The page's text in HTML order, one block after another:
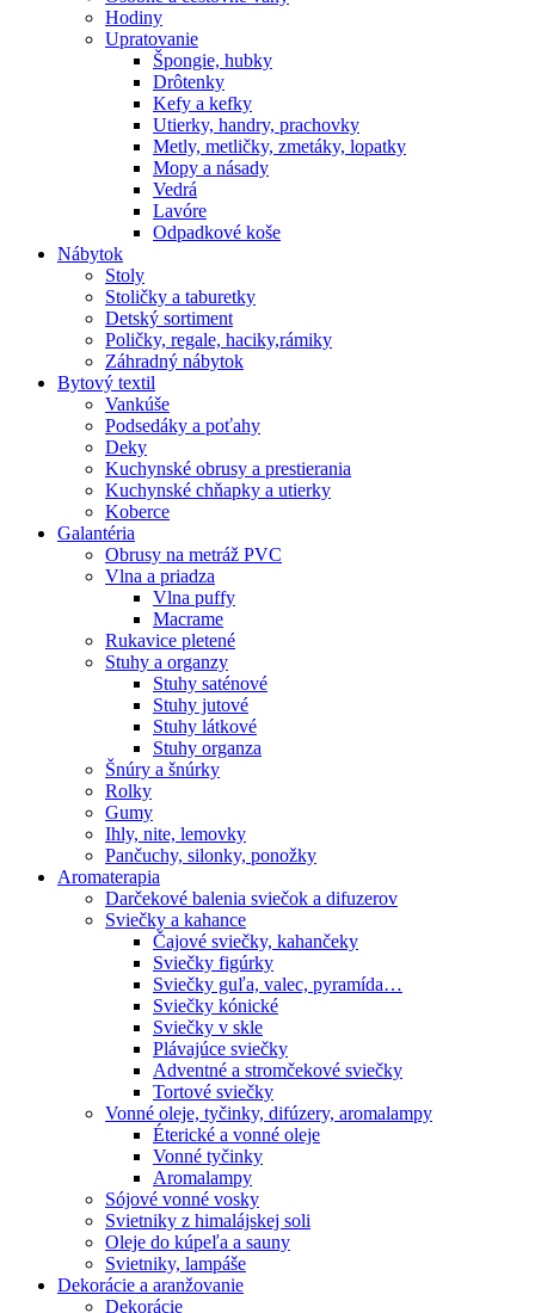
Hodiny
Upratovanie
Špongie, hubky
Drôtenky
Kefy a kefky
Utierky, handry, prachovky
Metly, metličky, zmetáky, lopatky
Mopy a násady
Vedrá
Lavóre
Odpadkové koše
Nábytok
Stoly
Stoličky a taburetky
Detský sortiment
Poličky, regale, haciky,rámiky
Záhradný nábytok
Bytový textil
Vankúše
Podsedáky a poťahy
Deky
Kuchynské obrusy a prestierania
Kuchynské chňapky a utierky
Koberce
Galantéria
Obrusy na metráž PVC
Vlna a priadza
Vlna puffy
Macrame
Rukavice pletené
Stuhy a organzy
Stuhy saténové
Stuhy jutové
Stuhy látkové
Stuhy organza
Šnúry a šnúrky
Rolky
Gumy
Ihly, nite, lemovky
Pančuchy, silonky, ponožky
Aromaterapia
Darčekové balenia sviečok a difuzerov
Sviečky a kahance
Čajové sviečky, kahančeky
Sviečky figúrky
Sviečky guľa, valec, pyramída…
Sviečky kónické
Sviečky v skle
Plávajúce sviečky
Adventné a stromčekové sviečky
Tortové sviečky
Vonné oleje, tyčinky, difúzery, aromalampy
Éterické a vonné oleje
Vonné tyčinky
Aromalampy
Sójové vonné vosky
Svietniky z himalájskej soli
Oleje do kúpeľa a sauny
Svietniky, lampáše
Dekorácie a aranžovanie
Dekorácie